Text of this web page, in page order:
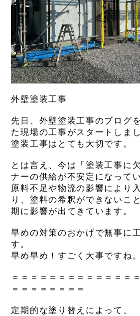
外壁塗装工事
先日、外壁塗装工事のブログ
た現場の工事がスタートしまし
塗装工事はとても大切です。
とは言え、今は「塗装工事に
ナーの供給が不安定になってい
原料不足や物流の影響により
り、塗料の希釈ができないこ
期に影響が出てきています。
早めの対策のおかげで無事に
す。
早め早め！すごく大事ですね。
＝＝＝＝＝＝＝＝＝＝＝＝＝
＝＝＝＝＝＝＝＝
定期的な塗り替えによって、